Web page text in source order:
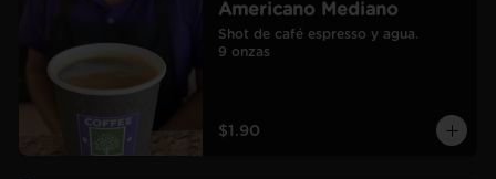
Americano Mediano
Shot de café espresso y agua.
9 onzas
$1.90